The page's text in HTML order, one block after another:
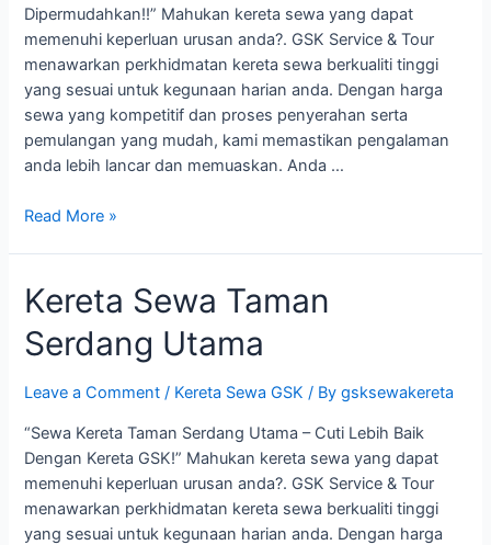
Dipermudahkan!!” Mahukan kereta sewa yang dapat
memenuhi keperluan urusan anda?. GSK Service & Tour
menawarkan perkhidmatan kereta sewa berkualiti tinggi
yang sesuai untuk kegunaan harian anda. Dengan harga
sewa yang kompetitif dan proses penyerahan serta
pemulangan yang mudah, kami memastikan pengalaman
anda lebih lancar dan memuaskan. Anda …
Kereta
Kajang
Read More »
Kereta Sewa Taman
Serdang Utama
Leave a Comment / Kereta Sewa GSK / Bygsksewakereta
“Sewa Kereta Taman Serdang Utama – Cuti Lebih Baik
Dengan Kereta GSK!” Mahukan kereta sewa yang dapat
memenuhi keperluan urusan anda?. GSK Service & Tour
menawarkan perkhidmatan kereta sewa berkualiti tinggi
yang sesuai untuk kegunaan harian anda. Dengan harga